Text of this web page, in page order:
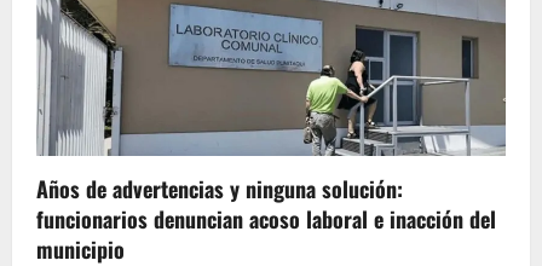
Años de advertencias y ninguna solución:
funcionarios denuncian acoso laboral e inacción del
municipio